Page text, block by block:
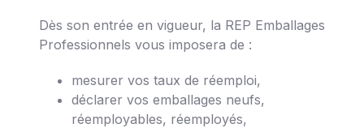
Dès son entrée en vigueur, la REP Emballages
Professionnels vous imposera de :
mesurer vos taux de réemploi,
déclarer vos emballages neufs,
réemployables, réemployés,